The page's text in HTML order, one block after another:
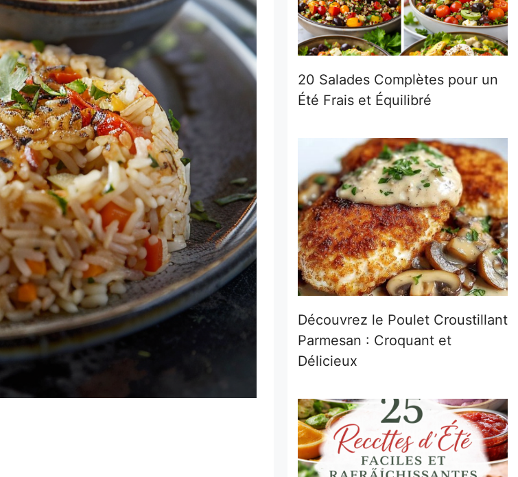
20 Salades Complètes pour un
Été Frais et Équilibré
Découvrez le Poulet Croustillant
Parmesan : Croquant et
Délicieux